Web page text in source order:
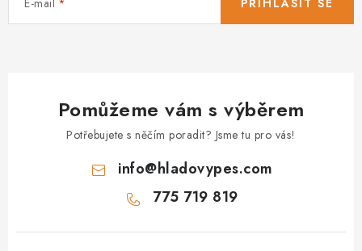
Pomůžeme vám s výběrem
Potřebujete s něčím poradit? Jsme tu pro vás!
info@hladovypes.com
775 719 819